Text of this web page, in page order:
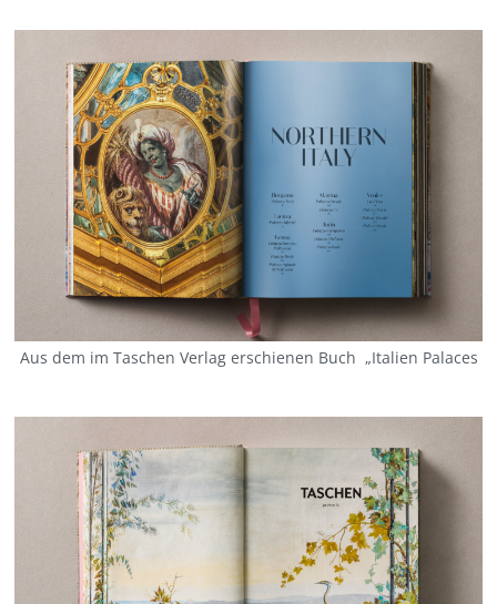
Aus dem im Taschen Verlag erschienen Buch „Italien Palaces